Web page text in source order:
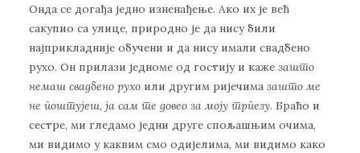
Онда се догађа једно изненађење. Ако их је већ
сакупио са улице, природно је да нису били
најприкладније обучени и да нису имали свадбено
рухо. Он прилази једноме од гостију и каже зашто
немаш свадбено рухо или другим ријечима зашто ме
не поштујеш, ја сам те довео за моју трпезу. Браћо и
сестре, ми гледамо једни друге спољашњим очима,
ми видимо у каквим смо одијелима, ми видимо како